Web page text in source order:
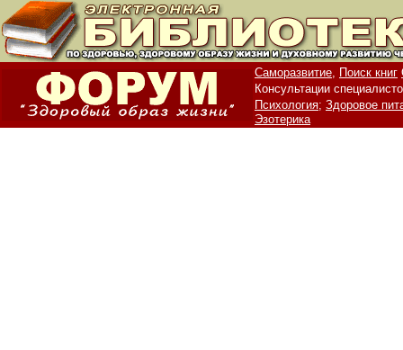
Саморазвитие, Поиск книг
Консультации
Психология; Здоровое
Эзотерика